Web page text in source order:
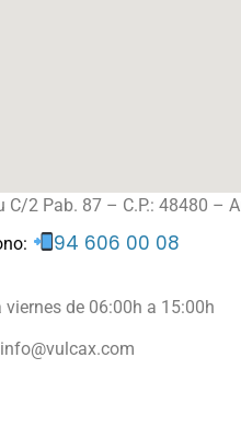
C/2 Pab. 87 – C.P.: 48480 –
94 606 00 08
viernes de 06:00h a 15:00h
info@vulcax.com